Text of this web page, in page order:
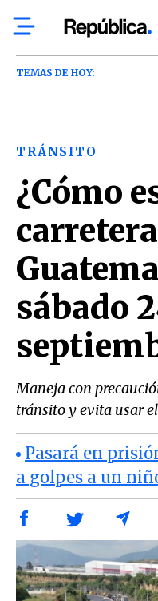
TEMAS DE HOY:
TRÁNSITO
¿Cómo
sábado
Maneja con
tránsito y evita usar
Pasará en
a golpes a un